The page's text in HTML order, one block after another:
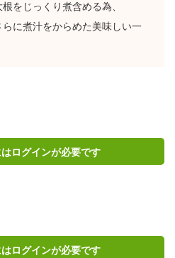
をじっくり煮含める為、
に煮汁をからめた美味しい一
ログインが必要です
ログインが必要です